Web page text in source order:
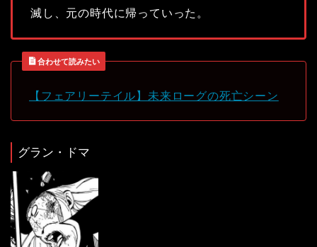
滅し、元の時代に帰っていった。
合わせて読みたい
【フェアリーテイル】未来ローグの死亡シーン
グラン・ドマ